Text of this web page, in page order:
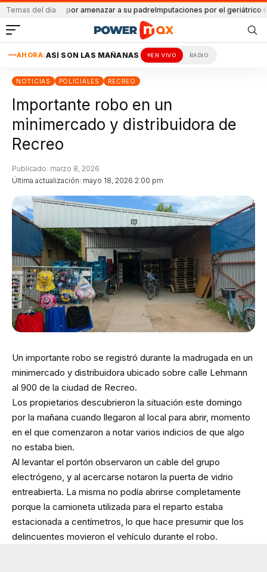
Temas del día
Detenido por amenazar a su padreImputaciones por el geriátrico ilegal
AHORA:ASÍ SON LAS MAÑANAS EN VIVO RADIO
NOTICIAS POLICIALES RECREO
Importante robo en un
minimercado y distribuidora de
Recreo
Última actualización: mayo 18, 2026 2:00 pm
Publicado: marzo 8, 2026
Un importante robo se registró durante la madrugada en un
minimercado y distribuidora ubicado sobre calle Lehmann
al 900 de la ciudad de Recreo.
Los propietarios descubrieron la situación este domingo
por la mañana cuando llegaron al local para abrir, momento
en el que comenzaron a notar varios indicios de que algo
no estaba bien.
Al levantar el portón observaron un cable del grupo
electrógeno, y al acercarse notaron la puerta de vidrio
entreabierta. La misma no podía abrirse completamente
porque la camioneta utilizada para el reparto estaba
estacionada a centímetros, lo que hace presumir que los
delincuentes movieron el vehículo durante el robo.